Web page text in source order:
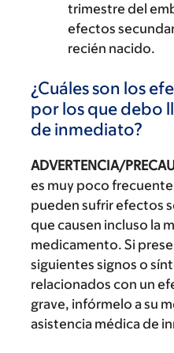
trimestre del
efectos
recién nacido.
¿Cuáles son los
por los que debo
de inmediato?
ADVERTENCIA/
es muy poco
pueden sufrir efectos
que causen incluso la
medicamento. Si
siguientes signos o
relacionados con un
grave, infórmelo a su
asistencia médica de